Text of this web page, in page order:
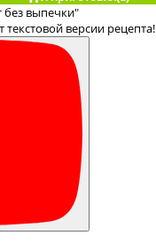
без выпечки"
версии рецепта!